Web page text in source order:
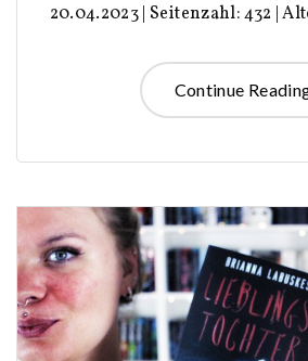
20.04.2023 | Seitenzahl: 432 |
Continue